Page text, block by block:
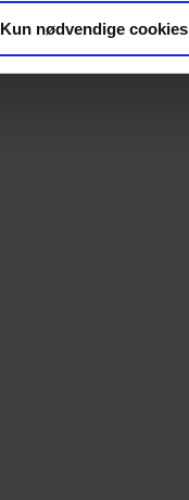
Kun nødvendige cookies